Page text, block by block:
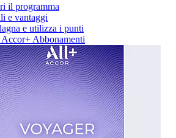
il programma
e vantaggi
e utilizza i punti
Abbonamenti